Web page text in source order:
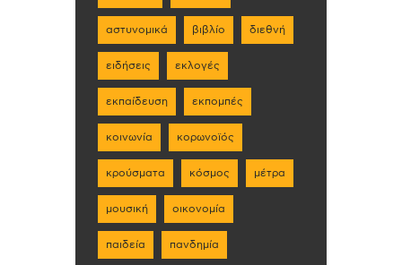
αστυνομικά βιβλίο διεθνή
ειδήσεις εκλογές
εκπαίδευση εκπομπές
κοινωνία κορωνοϊός
κρούσματα κόσμος μέτρα
μουσική οικονομία
παιδεία πανδημία